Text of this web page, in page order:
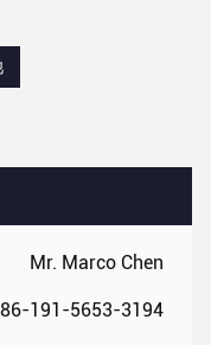
Mr. Marco Chen
86-191-5653-3194